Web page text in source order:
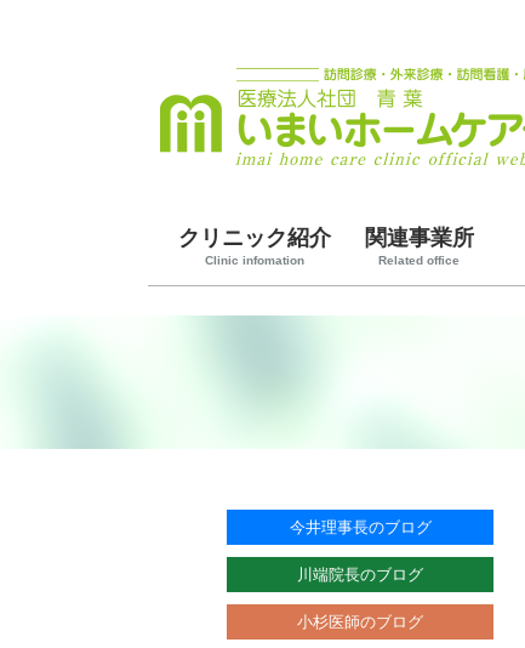
クリニック紹介
Clinic infomation
関連事業所
Related office
今井理事長のブログ
川端院長のブログ
小杉医師のブログ